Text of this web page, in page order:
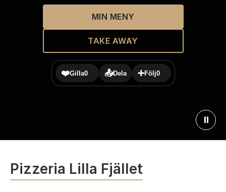
MIN MENY
TAKE AWAY
❤️Gilla0 📤Dela ➕Följ0
⏸
Pizzeria Lilla Fjället